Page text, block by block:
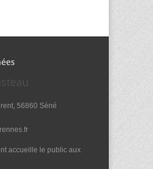
56860 Séné
accueille le public aux